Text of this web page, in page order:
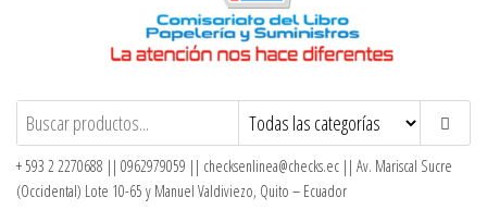
Checks – Tienda en Línea
+ 593 2 2270688 || 0962979059 || checksenlinea@checks.ec || Av. Mariscal Sucre
(Occidental) Lote 10-65 y Manuel Valdiviezo, Quito – Ecuador